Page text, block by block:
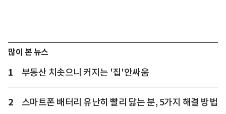
많이 본 뉴스
1 부동산 치솟으니 커지는 '집'안싸움
2 스마트폰 배터리 유난히 빨리 닳는 분, 5가지 해결 방법